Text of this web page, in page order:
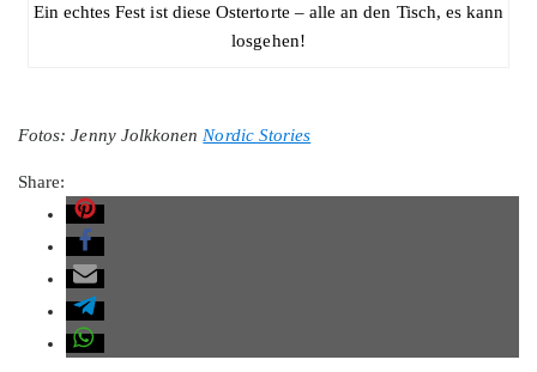
Ein echtes Fest ist diese Ostertorte – alle an den Tisch, es kann
losgehen!
Fotos: Jenny Jolkkonen Nordic Stories
Share: